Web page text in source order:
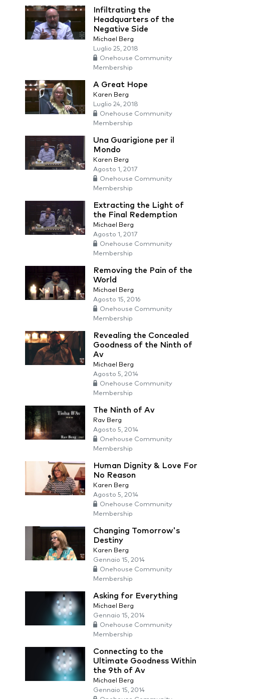
Infiltrating the
Headquarters of the
Negative Side
Michael Berg
Luglio 25, 2018
Onehouse Community
Membership
A Great Hope
Karen Berg
Luglio 24, 2018
Onehouse Community
Membership
Una Guarigione per il
Mondo
Karen Berg
Agosto 1, 2017
Onehouse Community
Membership
Extracting the Light of
the Final Redemption
Michael Berg
Agosto 1, 2017
Onehouse Community
Membership
Removing the Pain of the
World
Michael Berg
Agosto 15, 2016
Onehouse Community
Membership
Revealing the Concealed
Goodness of the Ninth of
Av
Michael Berg
Agosto 5, 2014
Onehouse Community
Membership
The Ninth of Av
Rav Berg
Agosto 5, 2014
Onehouse Community
Membership
Human Dignity & Love For
No Reason
Karen Berg
Agosto 5, 2014
Onehouse Community
Membership
Changing Tomorrow's
Destiny
Karen Berg
Gennaio 15, 2014
Onehouse Community
Membership
Asking for Everything
Michael Berg
Gennaio 15, 2014
Onehouse Community
Membership
Connecting to the
Ultimate Goodness Within
the 9th of Av
Michael Berg
Gennaio 15, 2014